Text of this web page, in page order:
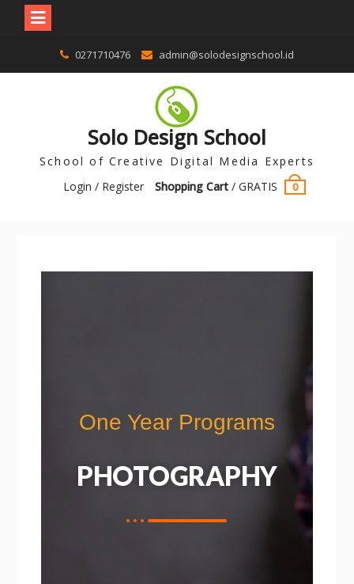
0271710476 admin@solodesignschool.id
Solo Design School
School of Creative Digital Media Experts
Login / Register
Shopping Cart/ GRATIS 0
One Year Programs
PHOTOGRAPHY